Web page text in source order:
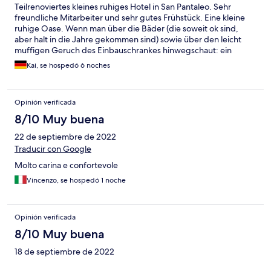
Teilrenoviertes kleines ruhiges Hotel in San Pantaleo. Sehr
freundliche Mitarbeiter und sehr gutes Frühstück. Eine kleine
ruhige Oase. Wenn man über die Bäder (die soweit ok sind,
aber halt in die Jahre gekommen sind) sowie über den leicht
muffigen Geruch des Einbauschrankes hinwegschaut: ein
Wohlfühlort und guter Ausgangspunkt um die Costa Smeralda
und Umgebung zu erkunden (wie immer: Auto/Mietauto von
Insgesamt hatten wir einen sehr schönen Aufenthalt und waren
angenehm überrascht.
Kai, se hospedó 6 noches
Opinión verificada
8/10 Muy buena
22 de septiembre de 2022
Traducir con Google
Molto carina e confortevole
Vincenzo, se hospedó 1 noche
Opinión verificada
8/10 Muy buena
18 de septiembre de 2022